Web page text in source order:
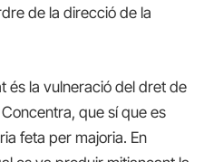
de la direcció de la
és la vulneració del dret de
que sí que es
feta per majoria. En